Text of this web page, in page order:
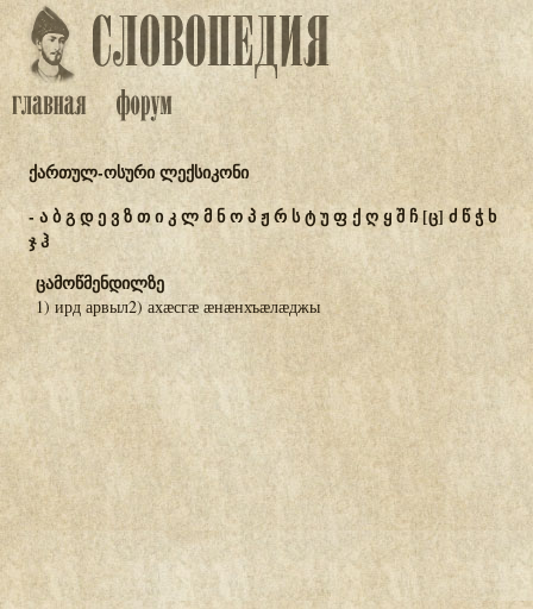
ქართულ-ოსური ლექსიკონი
-აბგდევზთიკლმნოპჟრ სტუფქღყშჩ[ც] ძწჭხ
ჯჰ
ცამოწმენდილზე
1) ирд арвыл2) ахӕсгӕ ӕнӕнхъӕлӕджы